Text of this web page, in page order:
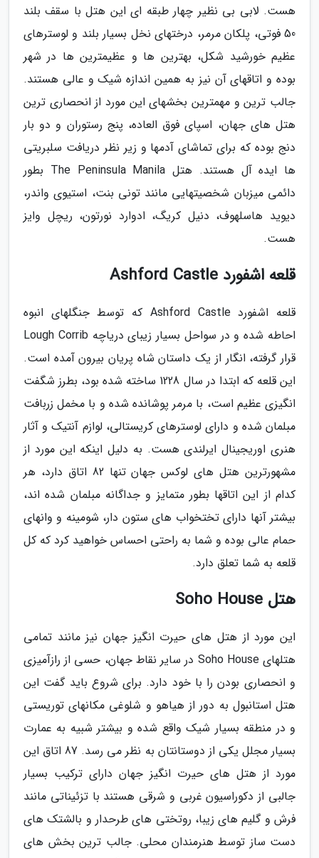
هست. لابی بی نظیر چهار طبقه ای این هتل با سقف بلند
50 فوتی، پلکان مرمر، درختهای نخل بسیار بلند و لوسترهای
عظیم خورشید شکل، بهترین ها و عظیمترین ها در شهر
بوده و اتاقهای آن نیز به همین اندازه شیک و عالی هستند.
جالب ترین و مهمترین بخشهای این مورد از انحصاری ترین
هتل های جهان، اسپای فوق العاده، پنج رستوران و دو بار
دنج بوده که برای تماشای آدمها و زیر نظر دریافت سلبریتی
ها ایده آل هستند. هتل The Peninsula Manila بطور
دائمی میزبان شخصیتهایی مانند تونی بنت، استیوی واندر،
دیوید هاسلهوف، دنیل کریگ، ادوارد نورتون، ریچل وایز
هست.
قلعه اشفورد Ashford Castle
قلعه اشفورد Ashford Castle که توسط جنگلهای انبوه
احاطه شده و در سواحل بسیار زیبای دریاچه Lough Corrib
قرار گرفته، انگار از یک داستان شاه پریان بیرون آمده است.
این قلعه که ابتدا در سال 1228 ساخته شده بود، بطرز شگفت
انگیزی عظیم است، با مرمر پوشانده شده و با مخمل زربافت
مبلمان شده و دارای لوسترهای کریستالی، لوازم آنتیک و آثار
هنری اوریجینال ایرلندی هست. به دلیل اینکه این مورد از
مشهورترین هتل های لوکس جهان تنها 82 اتاق دارد، هر
کدام از این اتاقها بطور متمایز و جداگانه مبلمان شده اند،
بیشتر آنها دارای تختخواب های ستون دار، شومینه و وانهای
حمام عالی بوده و شما به راحتی احساس خواهید کرد که کل
قلعه به شما تعلق دارد.
هتل Soho House
این مورد از هتل های حیرت انگیز جهان نیز مانند تمامی
هتلهای Soho House در سایر نقاط جهان، حسی از رازآمیزی
و انحصاری بودن را با خود دارد. برای شروع باید گفت این
هتل استانبول به دور از هیاهو و شلوغی مکانهای توریستی
و در منطقه بسیار شیک واقع شده و بیشتر شبیه به عمارت
بسیار مجلل یکی از دوستانتان به نظر می رسد. 87 اتاق این
مورد از هتل های حیرت انگیز جهان دارای ترکیب بسیار
جالبی از دکوراسیون غربی و شرقی هستند با تزئیناتی مانند
فرش و گلیم های زیبا، روتختی های طرحدار و بالشتک های
دست ساز توسط هنرمندان محلی. جالب ترین بخش های